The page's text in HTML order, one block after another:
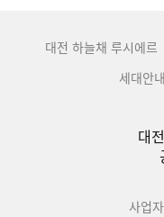
대전 하늘채 루시에르
세대안내
대
사업